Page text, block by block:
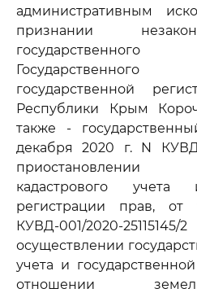
административным
признании
государственной
Республики Крым
также -
декабря 2020 г. N КУВД-
приостановлении
кадастрового учета
регистрации прав,
КУВД-001/2020-
осуществлении
учета и
отношении